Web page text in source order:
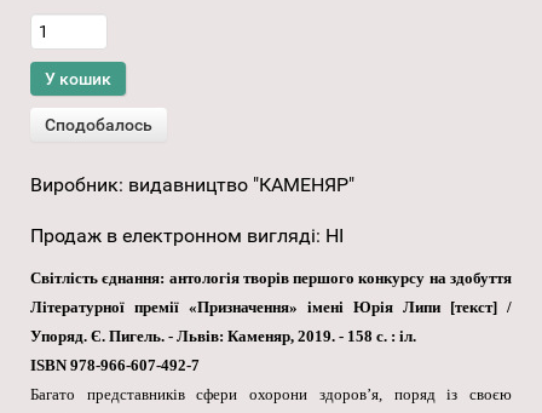
Виробник: видавництво "КАМЕНЯР"
Продаж в електронном вигляді: НІ
Світлість єднання: антологія творів першого конкурсу на здобуття
Літературної премії «Призначення» імені Юрія Липи [текст] /
Упоряд. Є. Пигель. - Львів: Каменяр, 2019. - 158 с. : іл.
ISBN 978-966-607-492-7
Багато представників сфери охорони здоров’я, поряд із своєю